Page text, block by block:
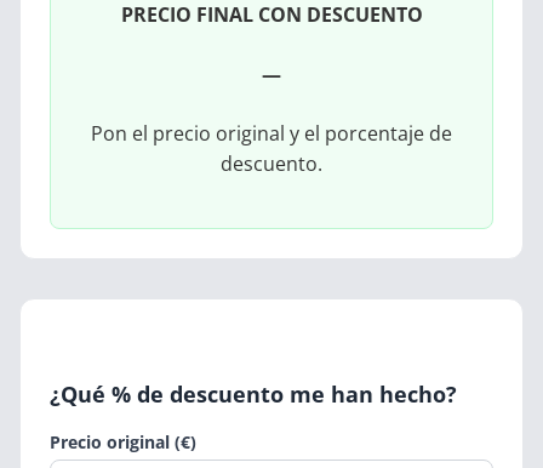
PRECIO FINAL CON DESCUENTO
—
Pon el precio original y el porcentaje de
descuento.
¿Qué % de descuento me han hecho?
Precio original (€)